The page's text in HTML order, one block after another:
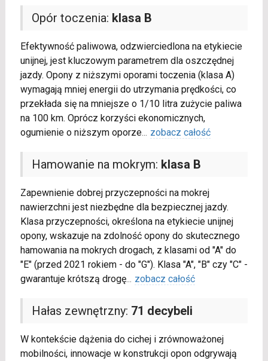
Opór toczenia: klasa B
Efektywność paliwowa, odzwierciedlona na etykiecie
unijnej, jest kluczowym parametrem dla oszczędnej
jazdy. Opony z niższymi oporami toczenia (klasa A)
wymagają mniej energii do utrzymania prędkości, co
przekłada się na mniejsze o 1/10 litra zużycie paliwa
na 100 km. Oprócz korzyści ekonomicznych,
ogumienie o niższym oporze... zobacz całość
Hamowanie na mokrym: klasa B
Zapewnienie dobrej przyczepności na mokrej
nawierzchni jest niezbędne dla bezpiecznej jazdy.
Klasa przyczepności, określona na etykiecie unijnej
opony, wskazuje na zdolność opony do skutecznego
hamowania na mokrych drogach, z klasami od "A" do
"E" (przed 2021 rokiem - do "G"). Klasa "A", "B" czy "C" -
gwarantuje krótszą drogę... zobacz całość
Hałas zewnętrzny: 71 decybeli
W kontekście dążenia do cichej i zrównoważonej
mobilności, innowacje w konstrukcji opon odgrywają